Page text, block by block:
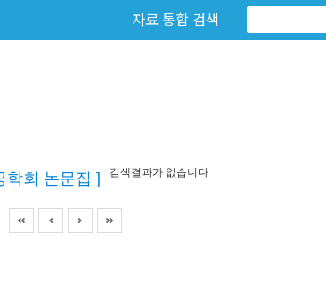
자료 통합 검색
학회 논문집 ] 검색결과가 없습니다